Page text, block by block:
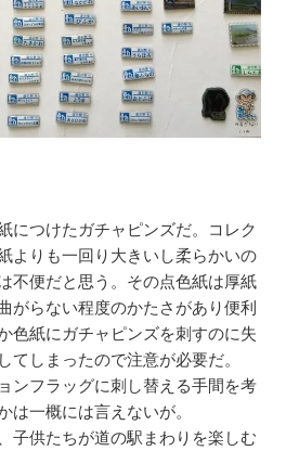
につけたガチャピンズだ。コレク
よりも一回り大きいし柔らかいの
不便だと思う。その点色紙は厚紙
がらない程度のかたさがあり便利
色紙にガチャピンズを刺すのに失
てしまったので注意が必要だ。
ンフラッグに刺し替える手間を考
は一概には言えないが。
子供たちが道の駅まわりを楽しむ